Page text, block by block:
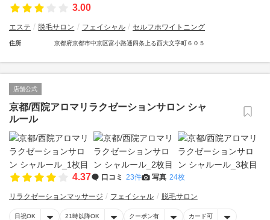
3.00
エステ 脱毛サロン フェイシャル セルフホワイトニング
住所 京都府京都市中京区富小路通四条上る西大文字町６０５
店舗公式
京都/西院アロマリラクゼーションサロン シャ
ルール
4.37 口コミ 23件 写真 24枚
リラクゼーションマッサージ フェイシャル 脱毛サロン
日祝OK 21時以降OK クーポン有 カード可